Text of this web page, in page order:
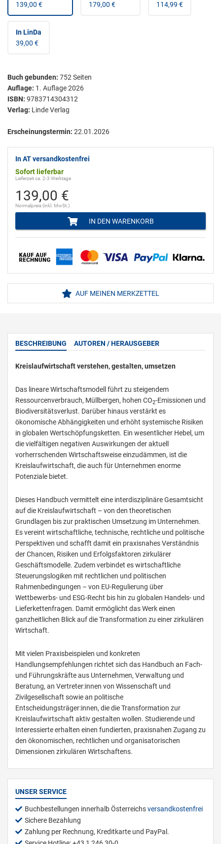
139,00 €
179,00 €
114,99 €
In LinDa
39,00 €
Buch gebunden: 752 Seiten
Auflage: 1. Auflage 2026
ISBN: 9783714304312
Verlag: Linde Verlag
Erscheinungstermin: 22.01.2026
In AT versandkostenfrei
Sofort lieferbar
Lieferzeit ca. 2-3 Werktage
139,00 €
Normalpreis (inkl. MwSt.)
IN DEN WARENKORB
AUF MEINEN MERKZETTEL
BESCHREIBUNG AUTOREN / HERAUSGEBER
Kreislaufwirtschaft verstehen, gestalten, umsetzen
Das lineare Wirtschaftsmodell führt zu steigendem
Ressourcenverbrauch, Müllbergen, hohen CO2-Emissionen und
Biodiversitätsverlust. Darüber hinaus verstärkt es
ökonomische Abhängigkeiten und erhöht systemische Risiken
in globalen Wertschöpfungsketten. Ein wesentlicher Hebel, um
die vielfältigen negativen Auswirkungen der aktuell
vorherrschenden Wirtschaftsweise einzudämmen, ist die
Kreislaufwirtschaft, die auch für Unternehmen enorme
Potenziale bietet.
Dieses Handbuch vermittelt eine interdisziplinäre Gesamtsicht
auf die Kreislaufwirtschaft – von den theoretischen
Grundlagen bis zur praktischen Umsetzung im Unternehmen.
Es vereint wirtschaftliche, technische, rechtliche und politische
Perspektiven und schafft damit ein praxisnahes Verständnis
der Chancen, Risiken und Erfolgsfaktoren zirkulärer
Geschäftsmodelle. Zudem verbindet es wirtschaftliche
Steuerungslogiken mit rechtlichen und politischen
Rahmenbedingungen – von EU-Regulierung über
Wettbewerbs- und ESG-Recht bis hin zu globalen Handels- und
Lieferkettenfragen. Damit ermöglicht das Werk einen
ganzheitlichen Blick auf die Transformation zu einer zirkulären
Wirtschaft.
Mit vielen Praxisbeispielen und konkreten
Handlungsempfehlungen richtet sich das Handbuch an Fach-
und Führungskräfte aus Unternehmen, Verwaltung und
Beratung, an Vertreter:innen von Wissenschaft und
Zivilgesellschaft sowie an politische
Entscheidungsträger:innen, die die Transformation zur
Kreislaufwirtschaft aktiv gestalten wollen. Studierende und
Interessierte erhalten einen fundierten, praxisnahen Zugang zu
den ökonomischen, rechtlichen und organisatorischen
Dimensionen zirkulären Wirtschaftens.
UNSER SERVICE
Buchbestellungen innerhalb Österreichsversandkostenfrei
Sichere Bezahlung
Zahlung per Rechnung, Kreditkarte und PayPal.